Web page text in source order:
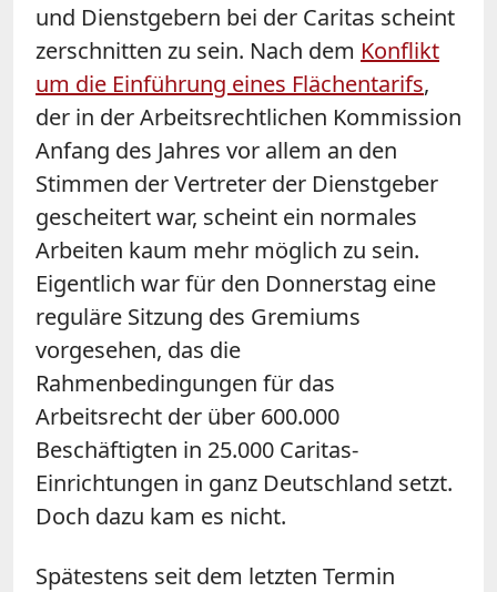
und Dienstgebern bei der Caritas scheint
zerschnitten zu sein. Nach dem Konflikt
um die Einführung eines Flächentarifs,
der in der Arbeitsrechtlichen Kommission
Anfang des Jahres vor allem an den
Stimmen der Vertreter der Dienstgeber
gescheitert war, scheint ein normales
Arbeiten kaum mehr möglich zu sein.
Eigentlich war für den Donnerstag eine
reguläre Sitzung des Gremiums
vorgesehen, das die
Rahmenbedingungen für das
Arbeitsrecht der über 600.000
Beschäftigten in 25.000 Caritas-
Einrichtungen in ganz Deutschland setzt.
Doch dazu kam es nicht.
Spätestens seit dem letzten Termin